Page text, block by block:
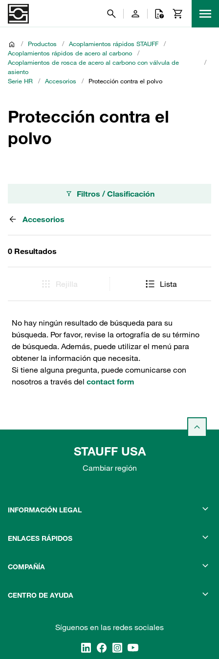
/ Productos / Acoplamientos rápidos STAUFF
/
Acoplamientos rápidos de acero al carbono
/
Acoplamientos de rosca de acero al carbono con válvula de
asiento
/
Serie HR / Accesorios / Protección contra el polvo
Protección contra el
polvo
Filtros / Clasificación
Accesorios
0 Resultados
Rejilla Lista
No hay ningún resultado de búsqueda para su
búsqueda. Por favor, revise la ortografía de su término
de búsqueda. Además, puede utilizar el menú para
obtener la información que necesita.
Si tiene alguna pregunta, puede comunicarse con
nosotros a través del contact form
STAUFF USA
Cambiar región
INFORMACIÓN LEGAL
ENLACES RÁPIDOS
COMPAÑÍA
CENTRO DE AYUDA
Síguenos en las redes sociales